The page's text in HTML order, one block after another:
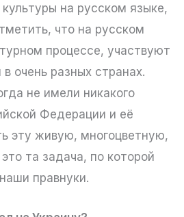
на русском языке,
что на русском
процессе, участвуют
очень разных странах.
не имели никакого
Федерации и её
эту живую, многоцветную,
та задача, по которой
правнуки.